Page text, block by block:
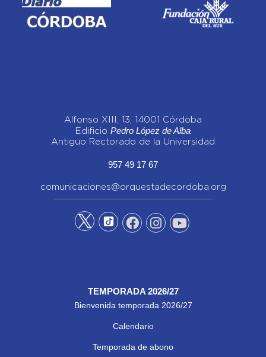
Alfonso XIII, 13, 14001 Córdoba
Edificio Pedro López de Alba
Antiguo Rectorado de la Universidad
957 49 17 67
comunicaciones@orquestadecordoba.org
TEMPORADA 2026/27
Bienvenida temporada 2026/27
Calendario
Temporada de abono